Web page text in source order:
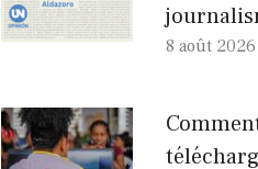
8 août 2026